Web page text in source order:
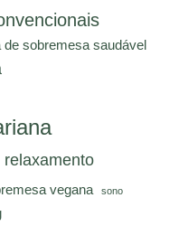
de sobremesa saudável
relaxamento
vegana sono